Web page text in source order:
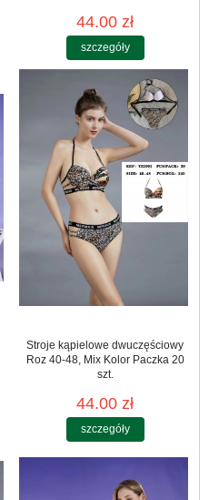
44.00 zł
szczegóły
Stroje kąpielowe dwuczęściowy
Roz 40-48, Mix Kolor Paczka 20
szt.
44.00 zł
szczegóły